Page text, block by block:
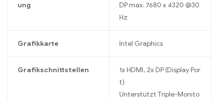
ung
DP max. 7680 x 4320 @30
Hz
Grafikkarte Intel Graphics
Grafikschnittstellen
1x HDMI, 2x DP (Display Por
t)
Unterstützt Triple-Monito